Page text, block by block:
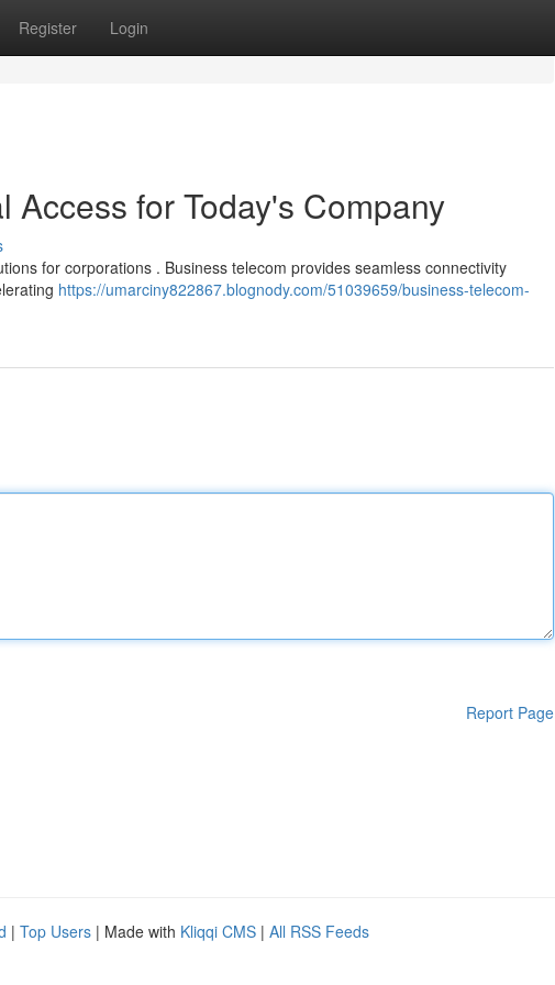
Register Login
Access for Today's Company
for corporations . Business telecom provides seamless connectivity
https://umarciny822867.blognody.com/51039659/business-telecom-
Report Page
| Top Users | Made with Kliqqi CMS | All RSS Feeds